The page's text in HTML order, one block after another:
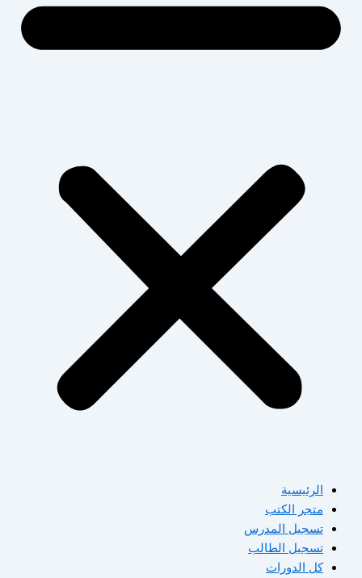
الرئيسية
متجر الكتب
تسجيل المدرس
تسجيل الطالب
كل الدورات